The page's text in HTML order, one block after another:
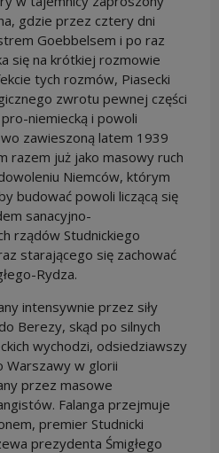
gdzie przez cztery dni
Goebbelsem i po raz
się na krótkiej rozmowie
tych rozmów, Piasecki
zwrotu pewnej części
niemiecką i powoli
zawieszoną latem 1939
razem już jako masowy ruch
Niemców, którym
budować powoli liczącą się
sanacyjno-
rządów Studnickiego
starającego się zachować
Rydza.
intensywnie przez siły
Berezy, skąd po silnych
wychodzi, odsiedziawszy
Warszawy w glorii
przez masowe
Falanga przejmuje
premier Studnicki
prezydenta Śmigłego